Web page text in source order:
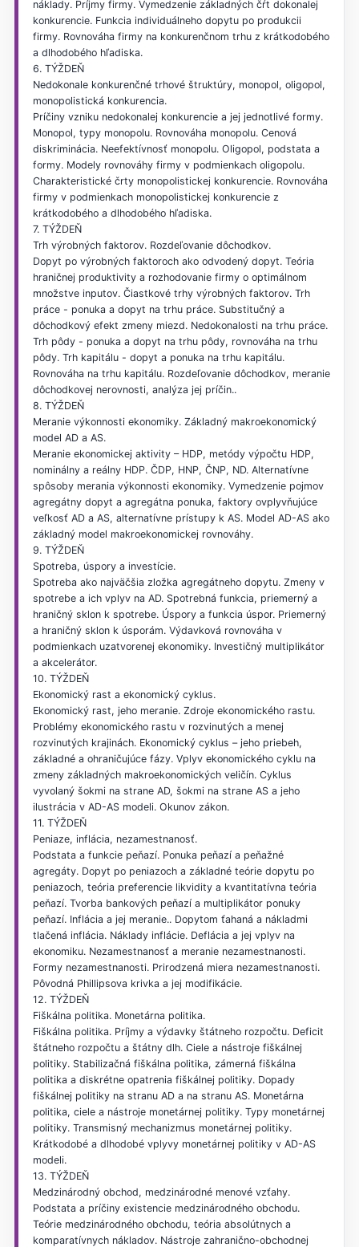
náklady. Príjmy firmy. Vymedzenie základných čŕt dokonalej
konkurencie. Funkcia individuálneho dopytu po produkcii
firmy. Rovnováha firmy na konkurenčnom trhu z krátkodobého
a dlhodobého hľadiska.
6. TÝŽDEŇ
Nedokonale konkurenčné trhové štruktúry, monopol, oligopol,
monopolistická konkurencia.
Príčiny vzniku nedokonalej konkurencie a jej jednotlivé formy.
Monopol, typy monopolu. Rovnováha monopolu. Cenová
diskriminácia. Neefektívnosť monopolu. Oligopol, podstata a
formy. Modely rovnováhy firmy v podmienkach oligopolu.
Charakteristické črty monopolistickej konkurencie. Rovnováha
firmy v podmienkach monopolistickej konkurencie z
krátkodobého a dlhodobého hľadiska.
7. TÝŽDEŇ
Trh výrobných faktorov. Rozdeľovanie dôchodkov.
Dopyt po výrobných faktoroch ako odvodený dopyt. Teória
hraničnej produktivity a rozhodovanie firmy o optimálnom
množstve inputov. Čiastkové trhy výrobných faktorov. Trh
práce - ponuka a dopyt na trhu práce. Substitučný a
dôchodkový efekt zmeny miezd. Nedokonalosti na trhu práce.
Trh pôdy - ponuka a dopyt na trhu pôdy, rovnováha na trhu
pôdy. Trh kapitálu - dopyt a ponuka na trhu kapitálu.
Rovnováha na trhu kapitálu. Rozdeľovanie dôchodkov, meranie
dôchodkovej nerovnosti, analýza jej príčin..
8. TÝŽDEŇ
Meranie výkonnosti ekonomiky. Základný makroekonomický
model AD a AS.
Meranie ekonomickej aktivity – HDP, metódy výpočtu HDP,
nominálny a reálny HDP. ČDP, HNP, ČNP, ND. Alternatívne
spôsoby merania výkonnosti ekonomiky. Vymedzenie pojmov
agregátny dopyt a agregátna ponuka, faktory ovplyvňujúce
veľkosť AD a AS, alternatívne prístupy k AS. Model AD-AS ako
základný model makroekonomickej rovnováhy.
9. TÝŽDEŇ
Spotreba, úspory a investície.
Spotreba ako najväčšia zložka agregátneho dopytu. Zmeny v
spotrebe a ich vplyv na AD. Spotrebná funkcia, priemerný a
hraničný sklon k spotrebe. Úspory a funkcia úspor. Priemerný
a hraničný sklon k úsporám. Výdavková rovnováha v
podmienkach uzatvorenej ekonomiky. Investičný multiplikátor
a akcelerátor.
10. TÝŽDEŇ
Ekonomický rast a ekonomický cyklus.
Ekonomický rast, jeho meranie. Zdroje ekonomického rastu.
Problémy ekonomického rastu v rozvinutých a menej
rozvinutých krajinách. Ekonomický cyklus – jeho priebeh,
základné a ohraničujúce fázy. Vplyv ekonomického cyklu na
zmeny základných makroekonomických veličín. Cyklus
vyvolaný šokmi na strane AD, šokmi na strane AS a jeho
ilustrácia v AD-AS modeli. Okunov zákon.
11. TÝŽDEŇ
Peniaze, inflácia, nezamestnanosť.
Podstata a funkcie peňazí. Ponuka peňazí a peňažné
agregáty. Dopyt po peniazoch a základné teórie dopytu po
peniazoch, teória preferencie likvidity a kvantitatívna teória
peňazí. Tvorba bankových peňazí a multiplikátor ponuky
peňazí. Inflácia a jej meranie.. Dopytom ťahaná a nákladmi
tlačená inflácia. Náklady inflácie. Deflácia a jej vplyv na
ekonomiku. Nezamestnanosť a meranie nezamestnanosti.
Formy nezamestnanosti. Prirodzená miera nezamestnanosti.
Pôvodná Phillipsova krivka a jej modifikácie.
12. TÝŽDEŇ
Fiškálna politika. Monetárna politika.
Fiškálna politika. Príjmy a výdavky štátneho rozpočtu. Deficit
štátneho rozpočtu a štátny dlh. Ciele a nástroje fiškálnej
politiky. Stabilizačná fiškálna politika, zámerná fiškálna
politika a diskrétne opatrenia fiškálnej politiky. Dopady
fiškálnej politiky na stranu AD a na stranu AS. Monetárna
politika, ciele a nástroje monetárnej politiky. Typy monetárnej
politiky. Transmisný mechanizmus monetárnej politiky.
Krátkodobé a dlhodobé vplyvy monetárnej politiky v AD-AS
modeli.
13. TÝŽDEŇ
Medzinárodný obchod, medzinárodné menové vzťahy.
Podstata a príčiny existencie medzinárodného obchodu.
Teórie medzinárodného obchodu, teória absolútnych a
komparatívnych nákladov. Nástroje zahranično-obchodnej